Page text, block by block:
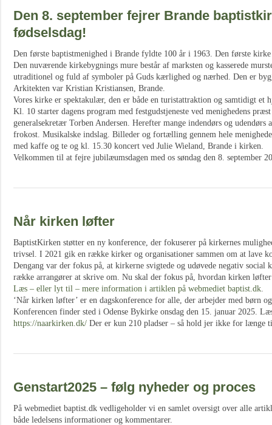
Den 8. september fejrer Brande
fødselsdag!
Den første baptistmenighed i Brande fyldte 100 år i 1963. Den første
Den nuværende kirkebygnings mure består af marksten og kasserede
utraditionel og fuld af symboler på Guds kærlighed og nærhed. Den er
Arkitekten var Kristian Kristiansen, Brande.
Vores kirke er spektakulær, den er både en turistattraktion og samtidigt et
Kl. 10 starter dagens program med festgudstjeneste ved menighedens
generalsekretær Torben Andersen. Herefter mange indendørs og
frokost. Musikalske indslag. Billeder og fortælling gennem hele
med kaffe og te og kl. 15.30 koncert ved Julie Wieland, Brande i kirken.
Velkommen til at fejre jubilæumsdagen med os søndag den 8. september
Når kirken løfter
BaptistKirken støtter en ny konference, der fokuserer på kirkernes
trivsel. I 2021 gik en række kirker og organisationer sammen om at lave
Dengang var der fokus på, at kirkerne svigtede og udøvede negativ social
række arrangører at skrive om. Nu skal der fokus på, hvordan kirken
Læs – eller lyt til – mere information i artiklen på webmediet baptist.dk.
‘Når kirken løfter’ er en dagskonference for alle, der arbejder med børn
Konferencen finder sted i Odense Bykirke onsdag den 15. januar 2025.
https://naarkirken.dk/ Der er kun 210 pladser – så hold jer ikke for længe
Genstart2025 – følg nyheder og proces
På webmediet baptist.dk vedligeholder vi en samlet oversigt over alle
både ledelsens informationer og kommentarer.